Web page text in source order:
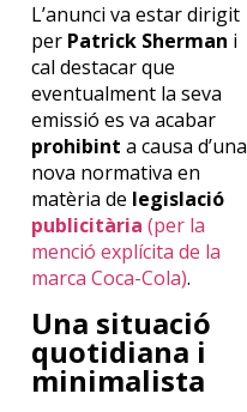
L’anunci va estar dirigit
per Patrick Sherman i
cal destacar que
eventualment la seva
emissió es va acabar
prohibint a causa d’una
nova normativa en
matèria de legislació
publicitària (per la
menció explícita de la
marca Coca-Cola).
Una situació
quotidiana i
minimalista